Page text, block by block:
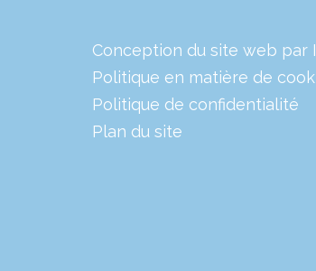
Conception du site web par
Politique en matière de
Politique de confidentialité
Plan du site